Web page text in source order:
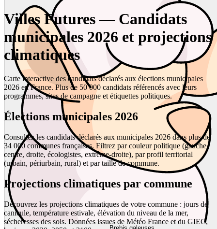
Villes Futures — Candidats
municipales 2026 et projections
climatiques
Carte interactive des candidats déclarés aux élections municipales
2026 en France. Plus de 50 000 candidats référencés avec leurs
programmes, sites de campagne et étiquettes politiques.
Élections municipales 2026
Consultez les candidats déclarés aux municipales 2026 dans plus de
34 000 communes françaises. Filtrez par couleur politique (gauche,
centre, droite, écologistes, extrême-droite), par profil territorial
(urbain, périurbain, rural) et par taille de commune.
Projections climatiques par commune
Découvrez les projections climatiques de votre commune : jours de
canicule, température estivale, élévation du niveau de la mer,
sécheresses des sols. Données issues de Météo France et du GIEC,